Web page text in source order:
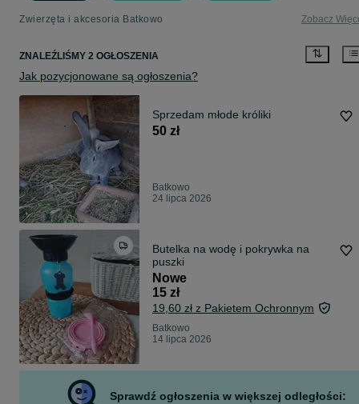
Zwierzęta i akcesoria Batkowo Zobacz
ZNALEŹLIŚMY 2 OGŁOSZENIA
Jak pozycjonowane są ogłoszenia?
Sprzedam młode króliki
50 zł
Batkowo
24 lipca 2026
Butelka na wodę i pokrywka na
puszki
Nowe
15 zł
19,60 zł z Pakietem Ochronnym
Batkowo
14 lipca 2026
Sprawdź ogłoszenia w większej odległości: